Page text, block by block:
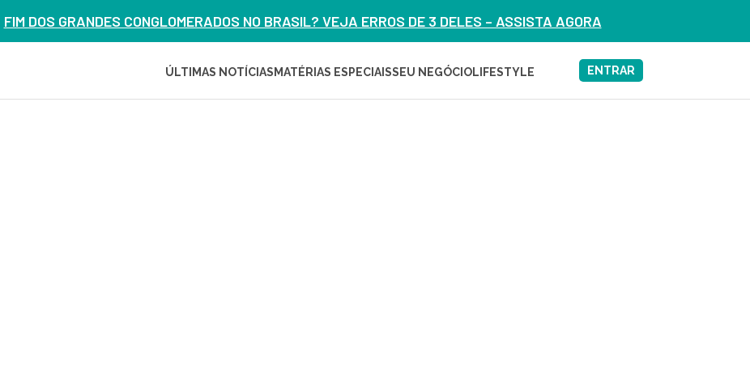
FIM DOS GRANDES CONGLOMERADOS NO BRASIL? VEJA ERROS DE 3 DELES – ASSISTA AGORA
ÚLTIMAS NOTÍCIAS MATÉRIAS ESPECIAISSEU NEGÓCIOLIFESTYLE ENTRAR